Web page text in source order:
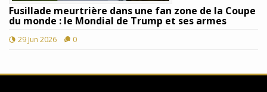
Fusillade meurtrière dans une fan zone de la Coupe
du monde : le Mondial de Trump et ses armes
29 Jun 2026 0